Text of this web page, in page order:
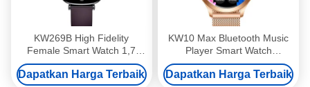
KW269B High Fidelity
Female Smart Watch 1,7
Inch Water Resistant Smart
Watches Untuk Wanita
Dapatkan Harga Terbaik
KW10 Max Bluetooth Music
Player Smart Watch
Waterproof Wanita 1,19 Inch
Dapatkan Harga Terbaik